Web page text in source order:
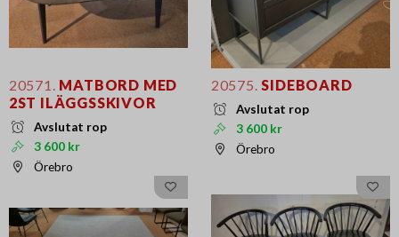
20571. MATBORD MED
2ST ILÄGGSSKIVOR
Avslutat rop
3 600 kr
Örebro
20575. SIDEBOARD
Avslutat rop
3 600 kr
Örebro